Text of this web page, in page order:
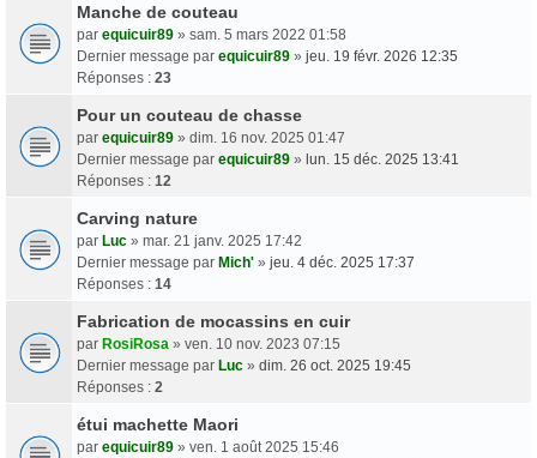
Manche de couteau
par equicuir89 » sam. 5 mars 2022 01:58
Dernier message par equicuir89 » jeu. 19 févr. 2026 12:35
Réponses : 23
Pour un couteau de chasse
par equicuir89 » dim. 16 nov. 2025 01:47
Dernier message par equicuir89 » lun. 15 déc. 2025 13:41
Réponses : 12
Carving nature
par Luc » mar. 21 janv. 2025 17:42
Dernier message par Mich' » jeu. 4 déc. 2025 17:37
Réponses : 14
Fabrication de mocassins en cuir
par RosiRosa » ven. 10 nov. 2023 07:15
Dernier message par Luc » dim. 26 oct. 2025 19:45
Réponses : 2
étui machette Maori
par equicuir89 » ven. 1 août 2025 15:46